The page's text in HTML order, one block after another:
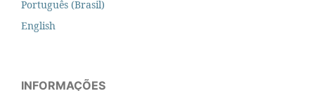
Português (Brasil)
English
INFORMAÇÕES